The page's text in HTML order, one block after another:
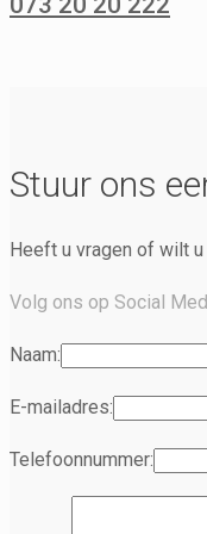
Stuur ons
Heeft u vragen of wilt
Volg ons op Social
Naam:
E-mailadres:
Telefoonnummer: